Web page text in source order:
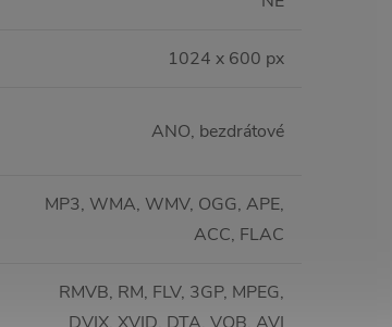
1024 x 600 px
ANO, bezdrátové
MP3, WMA, WMV, OGG, APE,
ACC, FLAC
RMVB, RM, FLV, 3GP, MPEG,